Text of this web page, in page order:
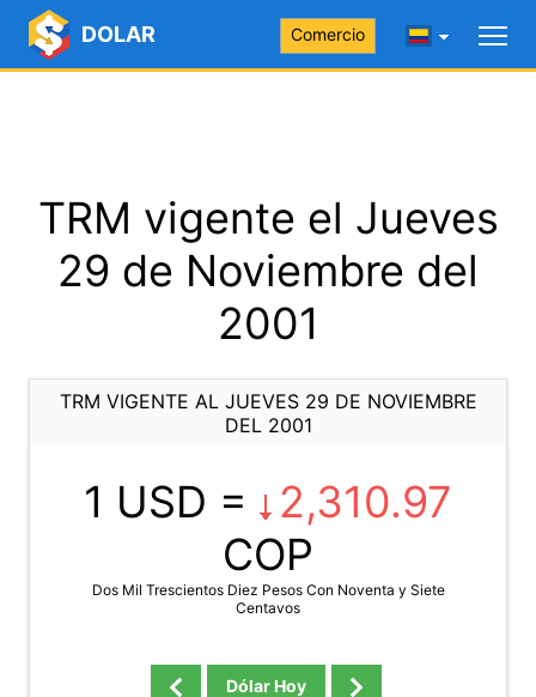
DOLAR Comercio
TRM vigente el Jueves
29 de Noviembre del
2001
TRM VIGENTE AL JUEVES 29 DE NOVIEMBRE
DEL 2001
1 USD =
2,310.97
COP
Dos Mil Trescientos Diez Pesos Con Noventa y Siete
Centavos
Dólar Hoy